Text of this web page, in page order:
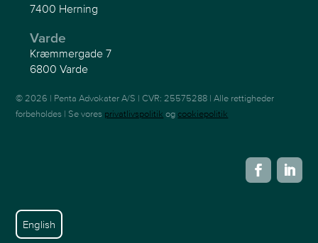
7400 Herning
Varde
Kræmmergade 7
6800 Varde
© 2026 | Penta Advokater A/S | CVR: 25575288 | Alle rettigheder
forbeholdes | Se vores privatlivspolitik og cookiepolitik
English